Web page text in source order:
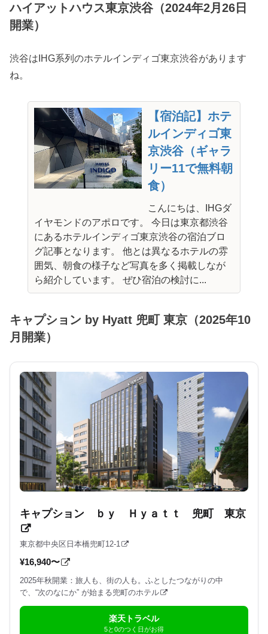
ハイアットハウス東京渋谷（2024年2月26日
開業）
渋谷はIHG系列のホテルインディゴ東京渋谷があります
ね。
【宿泊記】ホテ
ルインディゴ東
京渋谷（ギャラ
リー11で無料朝
食）
こんにちは、IHGダ
イヤモンドのアポロです。 今日は東京都渋谷
にあるホテルインディゴ東京渋谷の宿泊ブロ
グ記事となります。 他とは異なるホテルの雰
囲気、朝食の様子など写真を多く掲載しなが
ら紹介しています。 ぜひ宿泊の検討に...
キャプション by Hyatt 兜町 東京（2025年10
月開業）
キャプション ｂｙ Ｈｙａｔｔ 兜町 東京
東京都中央区日本橋兜町12-1
¥16,940〜
2025年秋開業：旅人も、街の人も。ふとしたつながりの中
で、“次のなにか” が始まる兜町のホテル
楽天トラベル
5と0のつく日がお得